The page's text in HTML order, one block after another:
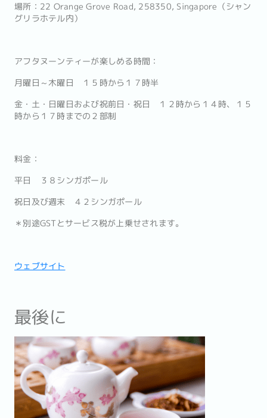
場所：22 Orange Grove Road, 258350, Singapore（シャン
グリラホテル内）
アフタヌーンティーが楽しめる時間：
月曜日～木曜日 １５時から１７時半
金・土・日曜日および祝前日・祝日 １２時から１４時、１５
時から１７時までの２部制
料金：
平日 ３８シンガポール
祝日及び週末 ４２シンガポール
＊別途GSTとサービス税が上乗せされます。
ウェブサイト
最後に